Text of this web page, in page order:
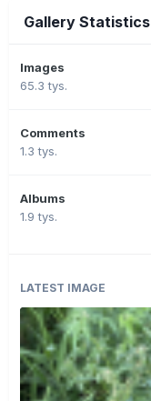
Gallery Statistics
Images
65.3 tys.
Comments
1.3 tys.
Albums
1.9 tys.
LATEST IMAGE